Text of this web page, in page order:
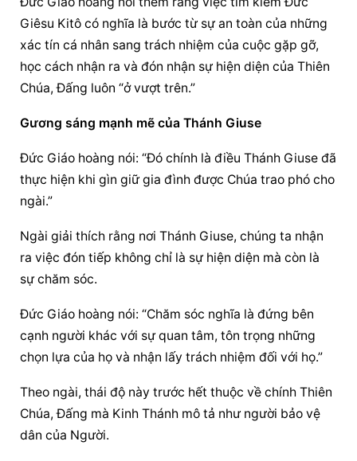
Giêsu Kitô có nghĩa là bước từ sự an toàn của những
xác tín cá nhân sang trách nhiệm của cuộc gặp gỡ,
học cách nhận ra và đón nhận sự hiện diện của Thiên
Chúa, Đấng luôn “ở vượt trên.”
Gương sáng mạnh mẽ của Thánh Giuse
Đức Giáo hoàng nói: “Đó chính là điều Thánh Giuse đã
thực hiện khi gìn giữ gia đình được Chúa trao phó cho
ngài.”
Ngài giải thích rằng nơi Thánh Giuse, chúng ta nhận
ra việc đón tiếp không chỉ là sự hiện diện mà còn là
sự chăm sóc.
Đức Giáo hoàng nói: “Chăm sóc nghĩa là đứng bên
cạnh người khác với sự quan tâm, tôn trọng những
chọn lựa của họ và nhận lấy trách nhiệm đối với họ.”
Theo ngài, thái độ này trước hết thuộc về chính Thiên
Chúa, Đấng mà Kinh Thánh mô tả như người bảo vệ
dân của Người.